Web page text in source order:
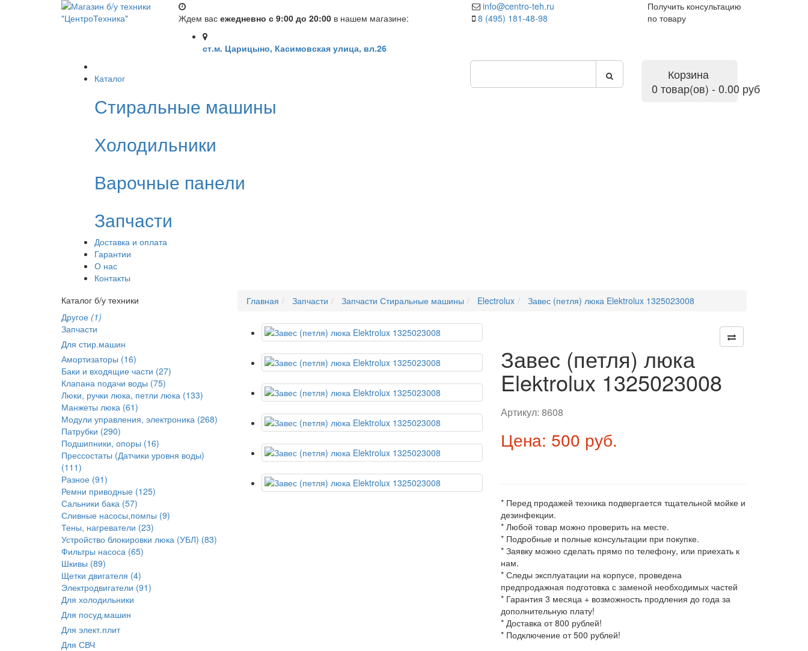
Ждем вас ежедневно с 9:00 до 20:00 в нашем магазине:
ст.м. Царицыно, Касимовская улица, вл.26
info@centro-teh.ru
8 (495) 181-48-98
Получить консультацию
по товару
Каталог
Стиральные машины
Холодильники
Варочные панели
Запчасти
Доставка и оплата
Гарантии
О нас
Контакты
Корзина
0 товар(ов) - 0.00 руб
Каталог б/у техники
Другое (1)
Запчасти
Для стир.машин
Амортизаторы (16)
Баки и входящие части (27)
Клапана подачи воды (75)
Люки, ручки люка, петли люка (133)
Манжеты люка (61)
Модули управления, электроника (268)
Патрубки (290)
Подшипники, опоры (16)
Прессостаты (Датчики уровня воды)
(111)
Разное (91)
Ремни приводные (125)
Сальники бака (57)
Сливные насосы,помпы (9)
Тены, нагреватели (23)
Устройство блокировки люка (УБЛ) (83)
Фильтры насоса (65)
Шкивы (89)
Щетки двигателя (4)
Электродвигатели (91)
Для холодильники
Для посуд.машин
Для элект.плит
Для СВЧ
Главная Запчасти Запчасти Стиральные машины Electrolux Завес (петля) люка Elektrolux 1325023008
Завес (петля) люка
Elektrolux 1325023008
Артикул:8608
Цена: 500 руб.
* Перед продажей техника подвергается тщательной мойке и
дезинфекции.
* Любой товар можно проверить на месте.
* Подробные и полные консультации при покупке.
* Заявку можно сделать прямо по телефону, или приехать к
нам.
* Следы эксплуатации на корпусе, проведена
предпродажная подготовка с заменой необходимых частей
* Гарантия 3 месяца + возможность продления до года за
дополнительную плату!
* Доставка от 800 рублей!
* Подключение от 500 рублей!